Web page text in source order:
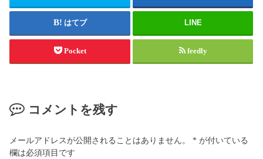
はてブ LINE
Pocket feedly
コメントを残す
メールアドレスが公開されることはありません。 * が付いている
欄は必須項目です